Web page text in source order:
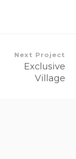
Next Project
Exclusive
Village